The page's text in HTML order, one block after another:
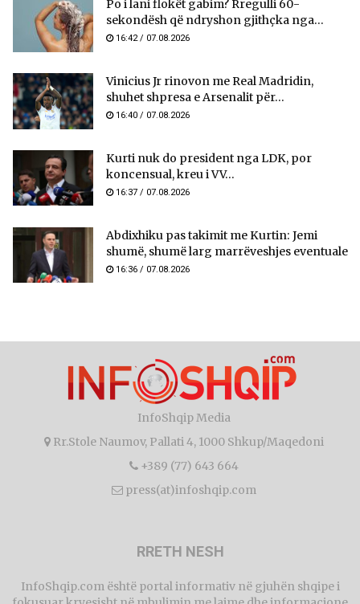
Po i lani flokët gabim? Rregulli 60-
sekondësh që ndryshon gjithçka nga...
16:42 / 07.08.2026
Vinicius Jr rinovon me Real Madridin,
shuhet shpresa e Arsenalit për...
16:40 / 07.08.2026
Kurti nuk do president nga LDK, por
koncensual, kreu i VV...
16:37 / 07.08.2026
Abdixhiku pas takimit me Kurtin: Jemi
shumë, shumë larg marrëveshjes eventuale
16:36 / 07.08.2026
InfoShqip Media
Rr.Stole Naumov, Pallati 4, 1000 Shkup/Maqedoni
+389 (77) 643 664
press(at)infoshqip.com
RRETH NESH
InfoShqip.com është portal informativ në gjuhën shqipe i